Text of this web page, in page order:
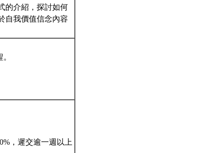
的介紹，探討如何
自我價值信念內容
，遲交逾一週以上